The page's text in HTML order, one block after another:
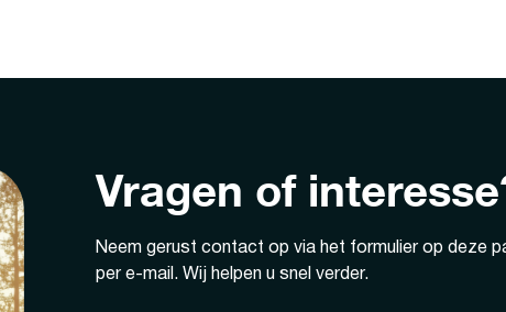
Vragen of
Neem gerust contact op via het formulier op deze
per e-mail. Wij helpen u snel verder.